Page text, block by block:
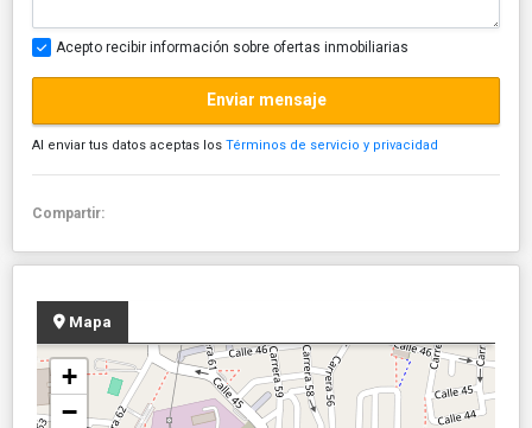
Acepto recibir información sobre ofertas inmobiliarias
Enviar mensaje
Al enviar tus datos aceptas los Términos de servicio y privacidad
Compartir:
Mapa
+
−